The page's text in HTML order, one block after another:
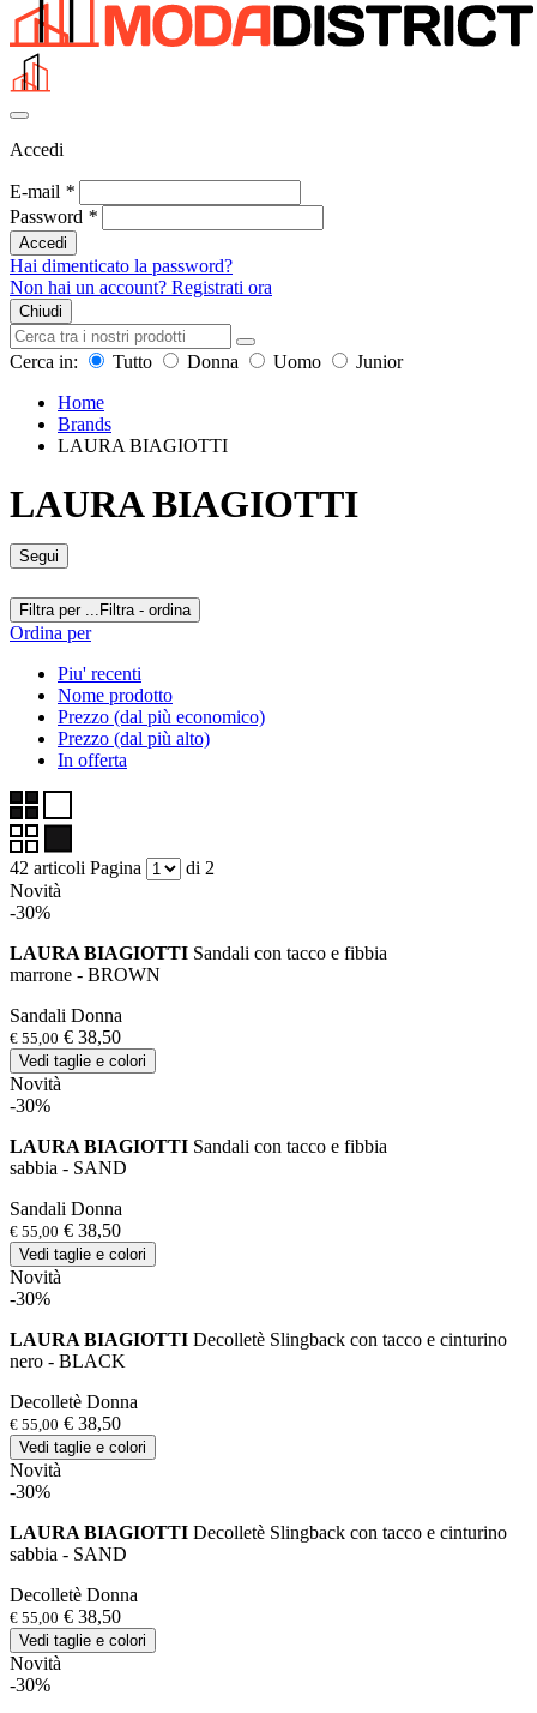
Accedi
E-mail *
Password *
Accedi
Hai dimenticato la password?
Non hai un account? Registrati ora
Chiudi
Cerca in: Tutto Donna Uomo
Junior
Home
Brands
LAURA BIAGIOTTI
LAURA BIAGIOTTI
Segui
Filtra per ... Filtra - ordina
Ordina per
Piu' recenti
Nome prodotto
Prezzo (dal più economico)
Prezzo (dal più alto)
In offerta
42 articoli Pagina
di 2
Novità
-30%
LAURA BIAGIOTTI Sandali con tacco e fibbia
marrone - BROWN
Sandali Donna
€ 55,00 € 38,50
Vedi taglie e colori
Novità
-30%
LAURA BIAGIOTTI Sandali con tacco e fibbia
sabbia - SAND
Sandali Donna
€ 55,00 € 38,50
Vedi taglie e colori
Novità
-30%
LAURA BIAGIOTTI Decolletè Slingback con tacco e cinturino
nero - BLACK
Decolletè Donna
€ 55,00 € 38,50
Vedi taglie e colori
Novità
-30%
LAURA BIAGIOTTI Decolletè Slingback con tacco e cinturino
sabbia - SAND
Decolletè Donna
€ 55,00 € 38,50
Vedi taglie e colori
Novità
-30%